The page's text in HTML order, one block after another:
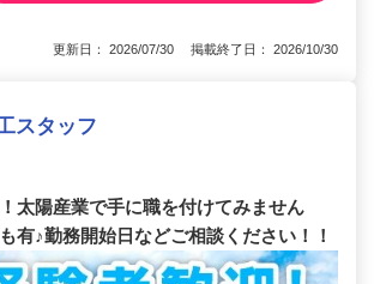
更新日： 2026/07/30 掲載終了日： 2026/10/30
スタッフ
太陽産業で手に職を付けてみません
有♪勤務開始日などご相談ください！！